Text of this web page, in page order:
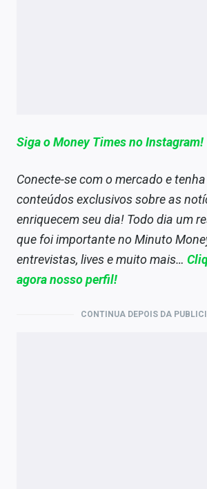
Siga o Money Times no Instagram!
Conecte-se com o mercado e
conteúdos exclusivos sobre as
enriquecem seu dia! Todo dia um
que foi importante no Minuto
entrevistas, lives e muito mais…
agora nosso perfil!
CONTINUA DEPOIS DA